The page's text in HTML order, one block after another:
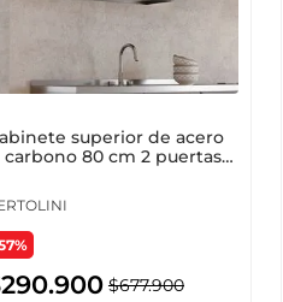
superior de acero
carbono 80 cm 2 puertas
290.900 $677.900